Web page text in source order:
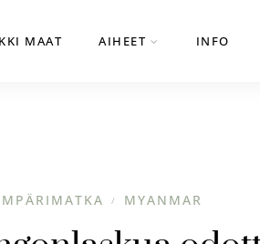
MAAT AIHEET INFO
/ MYANMAR